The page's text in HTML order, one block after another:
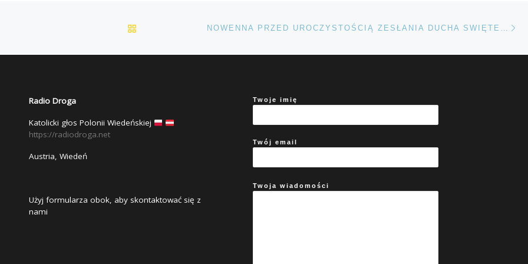
POWRÓT DO LISTY POSTÓW
Radio Droga
Katolicki głos Polonii Wiedeńskiej
https://radiodroga.net
Austria, Wiedeń
Użyj formularza obok, aby skontaktować się z
nami
Twoje imię
Twój email
Twoja wiadomości